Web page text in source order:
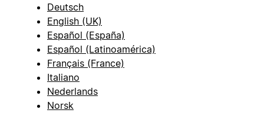
Deutsch
English (UK)
Español (España)
Español (Latinoamérica)
Français (France)
Italiano
Nederlands
Norsk